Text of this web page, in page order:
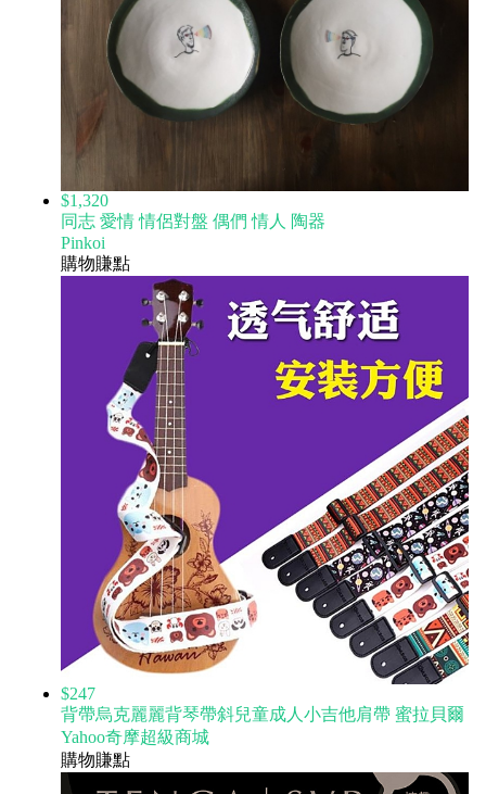
$1,320
同志 愛情 情侶對盤 偶們 情人 陶器
Pinkoi
購物賺點
$247
背帶烏克麗麗背琴帶斜兒童成人小吉他肩帶 蜜拉貝爾
Yahoo奇摩超級商城
購物賺點